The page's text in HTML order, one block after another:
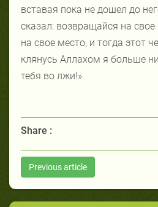
вставая пока не дошел до
сказал: возвращайся на
на свое место, и тогда этот
клянусь Аллахом я больше
тебя во лжи!».
Share :
Previous article